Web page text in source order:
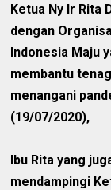
Ketua Ny Ir Rita
dengan
Indonesia Maju
membantu
menangani
(19/07/2020),
Ibu Rita yang
mendampingi